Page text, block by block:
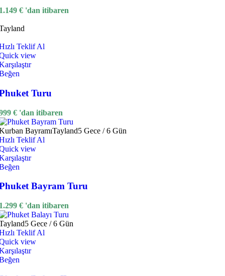
€ 'dan itibaren
Teklif Al
view
Turu
€ 'dan itibaren
BayramıTayland5 Gece / 6 Gün
Teklif Al
view
Bayram Turu
€ 'dan itibaren
5 Gece / 6 Gün
Teklif Al
view